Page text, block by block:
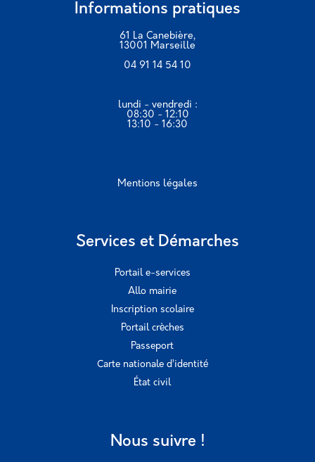
Informations pratiques
61 La Canebière,
13001 Marseille
04 91 14 54 10
lundi - vendredi :
08:30 - 12:10
13:10 - 16:30
Mentions légales
Services et Démarches
Portail e-services
Allo mairie
Inscription scolaire
Portail crèches
Passeport
Carte nationale d’identité
État civil
Nous suivre !